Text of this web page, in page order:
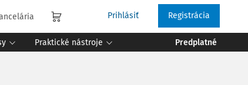
Prihlásiť Registrácia
Praktické nástroje Predplatné